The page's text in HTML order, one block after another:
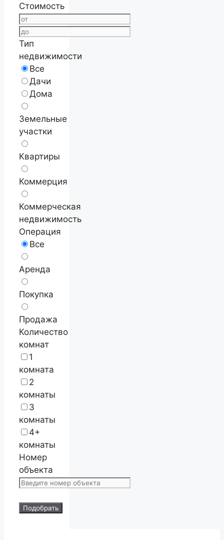
Стоимость
Тип
недвижимости
Все
Дачи
Дома
Земельные
участки
Квартиры
Коммерция
Коммерческая
недвижимость
Операция
Все
Аренда
Покупка
Продажа
Количество
комнат
1
комната
2
комнаты
3
комнаты
4+
комнаты
Номер
объекта
Подобрать